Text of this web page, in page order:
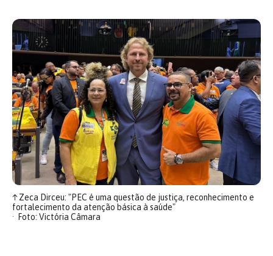
↑Zeca Dirceu: "PEC é uma questão de justiça, reconhecimento e
fortalecimento da atenção básica à saúde"
Foto: Victória Câmara